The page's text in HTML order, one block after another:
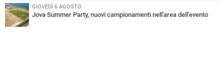
GIOVEDÌ 6 AGOSTO
Jova Summer Party, nuovi campionamenti nell'area dell'evento